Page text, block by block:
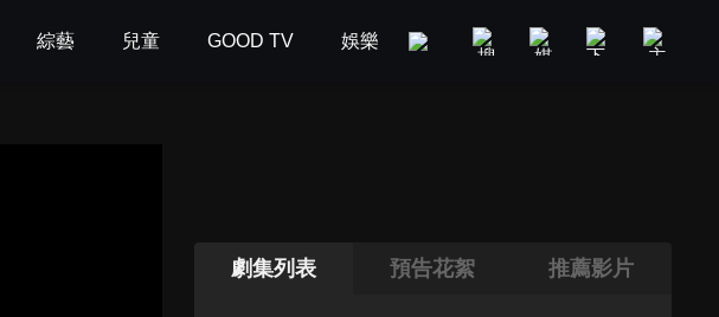
綜藝 兒童 GOOD TV 娛樂 美食旅遊 新聞政論
劇集列表 預告花絮 推薦影片